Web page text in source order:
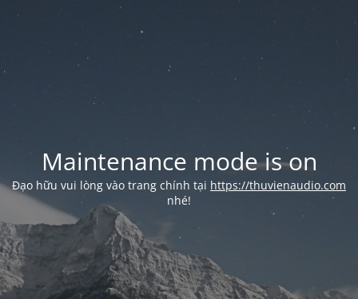
Maintenance mode is on
Đạo hữu vui lòng vào trang chính tại https://thuvienaudio.com
nhé!